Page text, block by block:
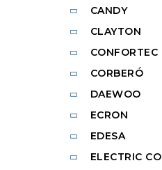
CANDY
CLAYTON
CONFORTEC
CORBERÓ
DAEWOO
ECRON
EDESA
ELECTRIC CO